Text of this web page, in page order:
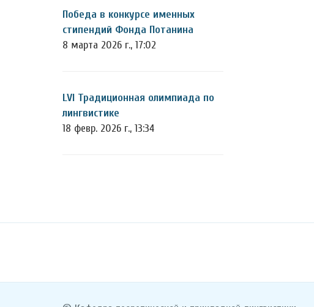
Победа в конкурсе именных
стипендий Фонда Потанина
8 марта 2026 г., 17:02
LVI Традиционная олимпиада по
лингвистике
18 февр. 2026 г., 13:34